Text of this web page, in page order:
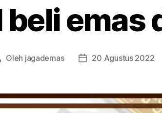
emas
Oleh jagademas 20 Agustus 2022